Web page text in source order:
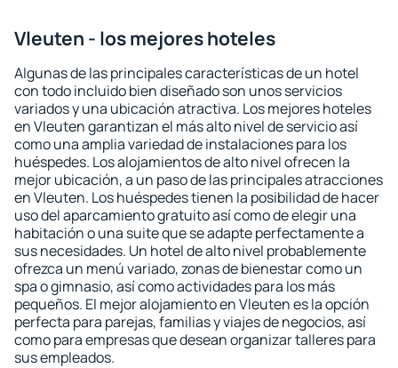
Vleuten - los mejores hoteles
Algunas de las principales características de un hotel
con todo incluido bien diseñado son unos servicios
variados y una ubicación atractiva. Los mejores hoteles
en Vleuten garantizan el más alto nivel de servicio así
como una amplia variedad de instalaciones para los
huéspedes. Los alojamientos de alto nivel ofrecen la
mejor ubicación, a un paso de las principales atracciones
en Vleuten. Los huéspedes tienen la posibilidad de hacer
uso del aparcamiento gratuito así como de elegir una
habitación o una suite que se adapte perfectamente a
sus necesidades. Un hotel de alto nivel probablemente
ofrezca un menú variado, zonas de bienestar como un
spa o gimnasio, así como actividades para los más
pequeños. El mejor alojamiento en Vleuten es la opción
perfecta para parejas, familias y viajes de negocios, así
como para empresas que desean organizar talleres para
sus empleados.